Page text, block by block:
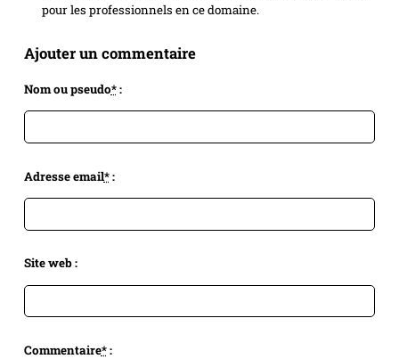
pour les professionnels en ce domaine.
Ajouter un commentaire
Nom ou pseudo*:
Adresse email*:
Site web :
Commentaire*: